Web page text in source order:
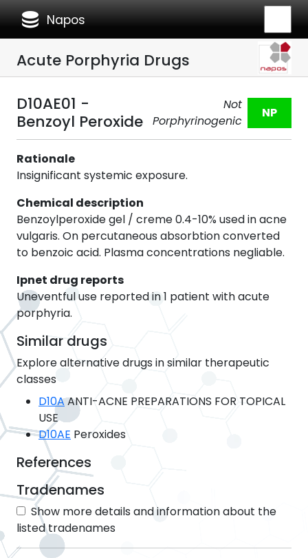
database Napos
Acute Porphyria Drugs
D10AE01 -
Benzoyl Peroxide
Not
Porphyrinogenic
NP
Rationale
Insignificant systemic exposure.
Chemical description
Benzoylperoxide gel / creme 0.4-10% used in acne
vulgaris. On percutaneous absorbtion converted
to benzoic acid. Plasma concentrations negliable.
Ipnet drug reports
Uneventful use reported in 1 patient with acute
porphyria.
Similar drugs
Explore alternative drugs in similar therapeutic
classes
D10AANTI-ACNE PREPARATIONS FOR TOPICAL
USE
D10AE Peroxides
References
Tradenames
Show more details and information about the
listed tradenames